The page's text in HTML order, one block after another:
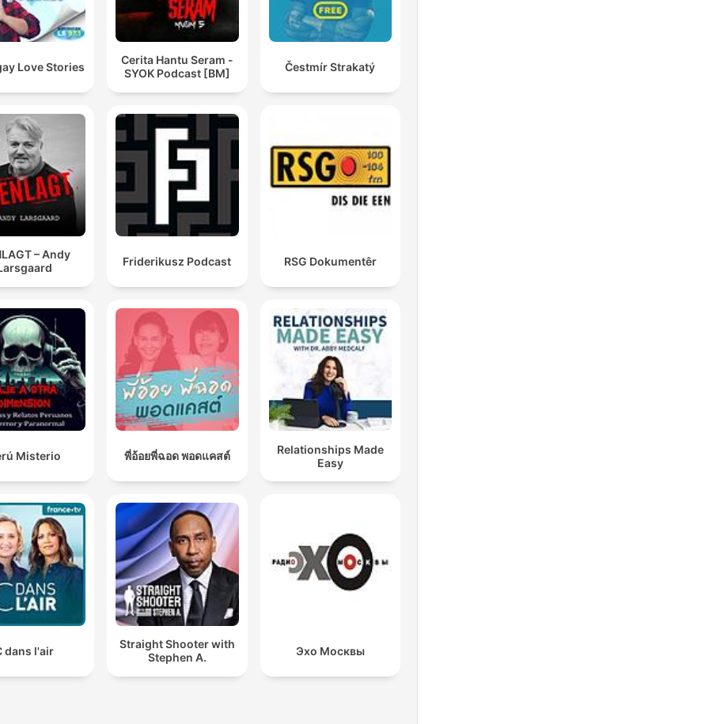
Love Stories
Cerita Hantu Seram -
SYOK Podcast [BM]
Čestmír Strakatý
– Andy
Friderikusz Podcast RSG Dokumentêr
Misterio พี่อ้อยพี่ฉอด พอดแคสต์
Relationships Made
Easy
dans l'air
Straight Shooter with
Stephen A.
Эхо Москвы